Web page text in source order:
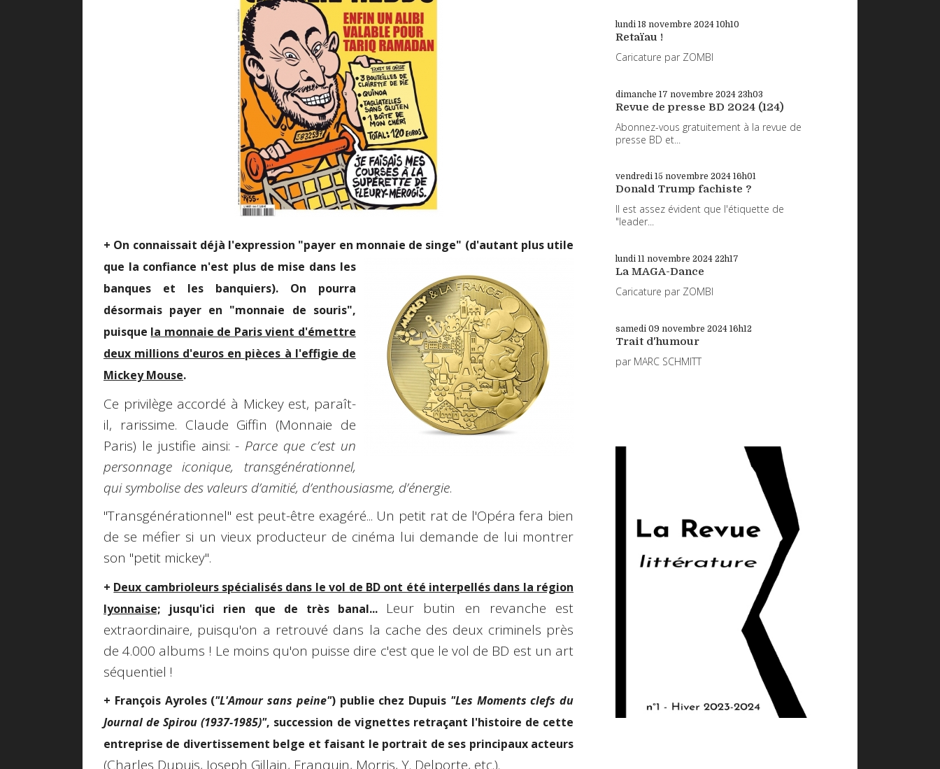
+ On connaissait déjà l'expression "payer en monnaie de singe" (d'autant plusutile
que la confiance n'est plus de mise dans les
banques et les banquiers). On pourra
désormais payer en "monnaie de souris",
puisque la monnaie de Paris vient d'émettre
deux millions d'euros en pièces à l'effigie de
Mickey Mouse.
Ce privilège accordé à Mickey est, paraît-
il, rarissime. Claude Giffin (Monnaie de
Paris) le justifie ainsi: - Parce que c’est un
personnage iconique, transgénérationnel,
qui symbolise des valeurs d’amitié, d’enthousiasme, d’énergie.
"Transgénérationnel" est peut-être exagéré... Un petit rat de l'Opéra fera bien
de se méfier si un vieux producteur de cinéma lui demande de lui montrer
son "petit mickey".
+ Deux cambrioleurs spécialisés dans le vol de BD ont été interpellés dans la région
lyonnaise; jusqu'ici rien que de très banal... Leur butin en revanche est
extraordinaire, puisqu'on a retrouvé dans la cache des deux criminels près
de 4.000 albums ! Le moins qu'on puisse dire c'est que le vol de BD est un art
séquentiel !
+ François Ayroles ("L'Amour sans peine") publie chez Dupuis "Les Moments clefs du
Journal de Spirou (1937-1985)", succession de vignettes retraçant l'histoire de cette
entreprise de divertissement belge et faisant le portrait de ses principaux acteurs
(Charles Dupuis, Joseph Gillain, Franquin, Morris, Y. Delporte, etc.).
lundi 18 novembre 2024 10h10
Retaïau !
Caricature par ZOMBI
dimanche 17 novembre 2024 23h03
Revue de presse BD 2024 (124)
Abonnez-vous gratuitement à la revue de
presse BD et...
vendredi 15 novembre 2024 16h01
Donald Trump fachiste ?
Il est assez évident que l'étiquette de
"leader...
lundi 11 novembre 2024 22h17
La MAGA-Dance
Caricature par ZOMBI
samedi 09 novembre 2024 16h12
Trait d'humour
par MARC SCHMITT